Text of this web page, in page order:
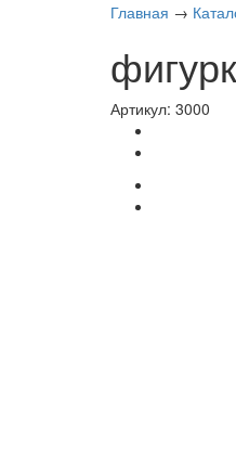
Главная →
Артикул: 3000